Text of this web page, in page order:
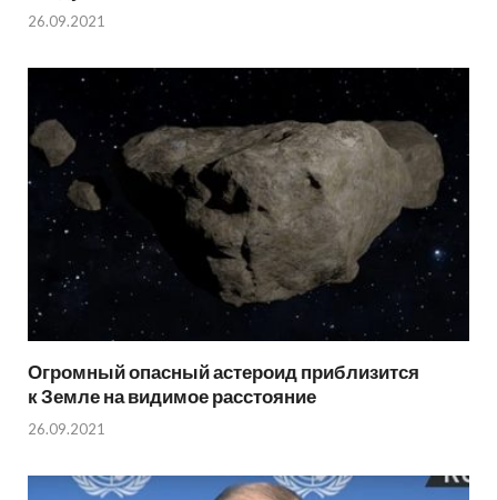
26.09.2021
Огромный опасный астероид приблизится
к Земле на видимое расстояние
26.09.2021